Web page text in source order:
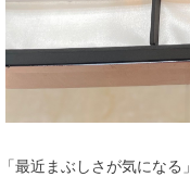
「最近まぶしさが気になる」